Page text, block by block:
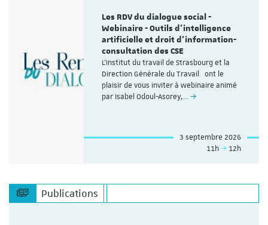
Les RDV du dialogue social -
Webinaire - Outils d’intelligence
artificielle et droit d’information-
consultation des CSE
L'Institut du travail de Strasbourg et la
Direction Générale du Travail ont le
plaisir de vous inviter à webinaire animé
par Isabel Odoul-Asorey,…
3 septembre 2026
11h
12h
Publications